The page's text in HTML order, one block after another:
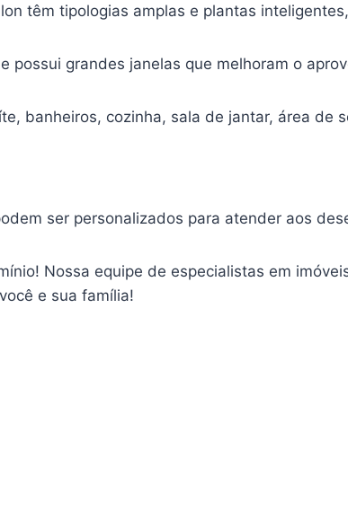
têm tipologias amplas e plantas
possui grandes janelas que melhoram o
banheiros, cozinha, sala de jantar, área de
ser personalizados para atender aos
Nossa equipe de especialistas em
e sua família!